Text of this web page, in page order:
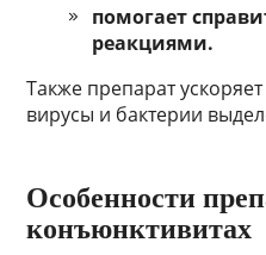
помогает
реакциями.
Также препарат
вирусы и бактерии
Особенности
конъюнктивитах